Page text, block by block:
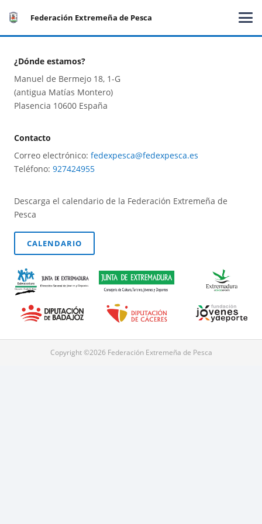
Federación Extremeña de Pesca
¿Dónde estamos?
Manuel de Bermejo 18, 1-G
(antigua Matías Montero)
Plasencia 10600 España
Contacto
Correo electrónico: fedexpesca@fedexpesca.es
Teléfono: 927424955
Descarga el calendario de la Federación Extremeña de
Pesca
CALENDARIO
Copyright ©2026 Federación Extremeña de Pesca